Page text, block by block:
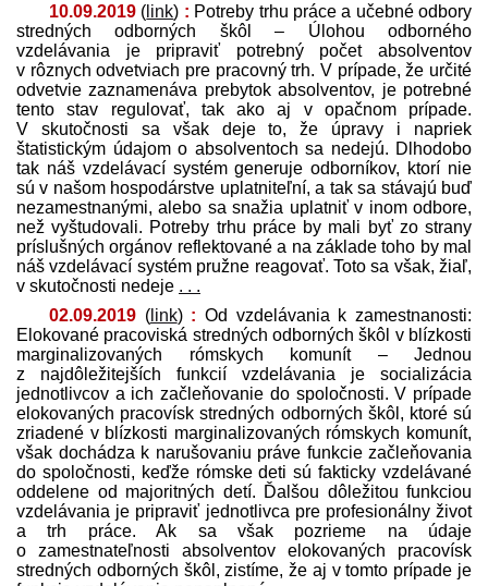
10.09.2019 ( link) : Potreby trhu práce a učebné odbory
stredných odborných škôl – Úlohou odborného
vzdelávania je pripraviť potrebný počet absolventov
v rôznych odvetviach pre pracovný trh. V prípade, že určité
odvetvie zaznamenáva prebytok absolventov, je potrebné
tento stav regulovať, tak ako aj v opačnom prípade.
V skutočnosti sa však deje to, že úpravy i napriek
štatistickým údajom o absolventoch sa nedejú. Dlhodobo
tak náš vzdelávací systém generuje odborníkov, ktorí nie
sú v našom hospodárstve uplatniteľní, a tak sa stávajú buď
nezamestnanými, alebo sa snažia uplatniť v inom odbore,
než vyštudovali. Potreby trhu práce by mali byť zo strany
príslušných orgánov reflektované a na základe toho by mal
náš vzdelávací systém pružne reagovať. Toto sa však, žiaľ,
v skutočnosti nedeje . . .
02.09.2019 (link) : Od vzdelávania k zamestnanosti:
Elokované pracoviská stredných odborných škôl v blízkosti
marginalizovaných rómskych komunít – Jednou
z najdôležitejších funkcií vzdelávania je socializácia
jednotlivcov a ich začleňovanie do spoločnosti. V prípade
elokovaných pracovísk stredných odborných škôl, ktoré sú
zriadené v blízkosti marginalizovaných rómskych komunít,
však dochádza k narušovaniu práve funkcie začleňovania
do spoločnosti, keďže rómske deti sú fakticky vzdelávané
oddelene od majoritných detí. Ďalšou dôležitou funkciou
vzdelávania je pripraviť jednotlivca pre profesionálny život
a trh práce. Ak sa však pozrieme na údaje
o zamestnateľnosti absolventov elokovaných pracovísk
stredných odborných škôl, zistíme, že aj v tomto prípade je